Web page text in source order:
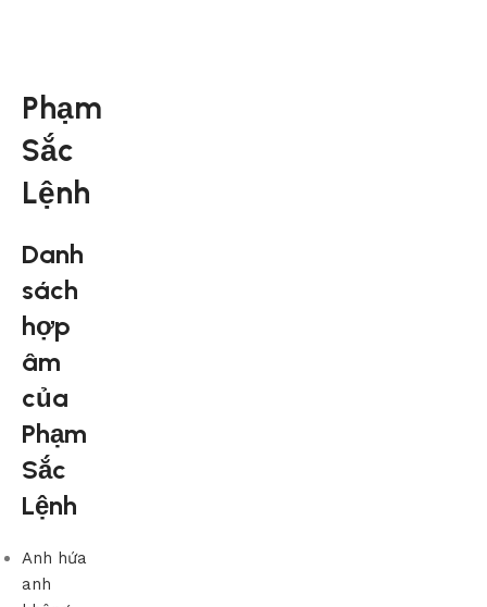
Phạm
Sắc
Lệnh
Danh
sách
hợp
âm
của
Phạm
Sắc
Lệnh
Anh hứa
anh